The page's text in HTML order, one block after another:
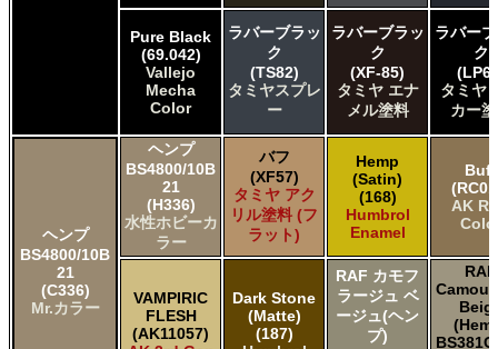
Pure Black
(69.042)
Vallejo
Mecha
Color
ラバーブラッ
ク
(TS82)
タミヤスプレ
ー
ラバーブラッ
ク
(XF-85)
タミヤ エナ
メル塗料
ラバー
ク
タミヤ
カー
ヘンプ
BS4800/10B
21
(C336)
Mr.カラー
ヘンプ
BS4800/10B
21
(H336)
水性ホビーカ
ラー
バフ
(XF57)
タミヤ アク
リル塗料 (フ
ラット)
Hemp
(Satin)
(168)
Humbrol
Enamel
Buff
AK
VAMPIRIC
FLESH
(AK11057)
Dark Stone
(Matte)
(187)
RAF カモフ
ラージュ ベ
ージュ(ヘン
プ)
RAF